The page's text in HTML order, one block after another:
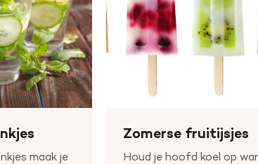
maak je
Zomerse fruitijsjes
Houd je hoofd koel op